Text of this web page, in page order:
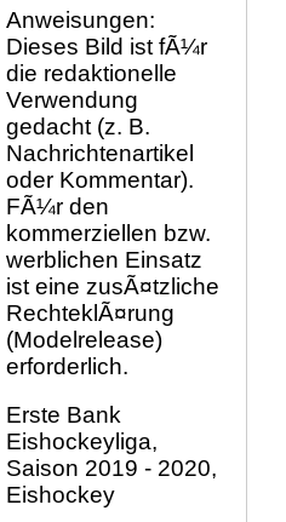
Anweisungen:
Dieses Bild ist fÃ¼r
die redaktionelle
Verwendung
gedacht (z. B.
Nachrichtenartikel
oder Kommentar).
FÃ¼r den
kommerziellen bzw.
werblichen Einsatz
ist eine zusÃ¤tzliche
RechteklÃ¤rung
(Modelrelease)
erforderlich.
Erste Bank
Eishockeyliga,
Saison 2019 - 2020,
Eishockey